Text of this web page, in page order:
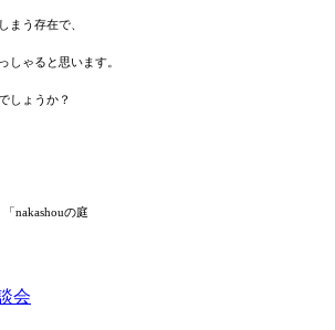
まう存在で、
しゃると思います。
しょうか？
nakashouの庭
会